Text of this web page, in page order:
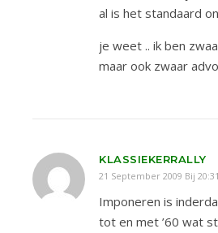
al is het standaard
je weet .. ik ben
maar ook zwaar
KLASSIEKERRALLY
21 September 2009 Bij 20:31
Imponeren is
tot en met ’60 wat